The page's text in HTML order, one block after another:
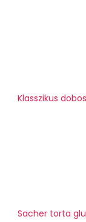
Klasszikus
Sacher torta